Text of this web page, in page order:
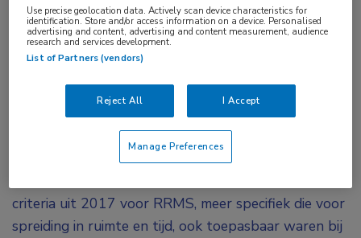
criteria voor relapsing remitting MS (RRMS) en
primair progressieve MS (PPMS). Een
internationaal panel van onderzoekers uit onder
dat de redenen voor dit onderscheid eerder
historisch dan biologisch zijn en pleitte voor
uniforme criteria.
criteria uit 2017 voor RRMS, meer specifiek die voor
spreiding in ruimte en tijd, ook toepasbaar waren bij
Use precise geolocation data. Actively scan device characteristics for
identification. Store and/or access information on a device. Personalised
advertising and content, advertising and content measurement, audience
research and services development.
List of Partners (vendors)
Reject All I Accept
Manage Preferences